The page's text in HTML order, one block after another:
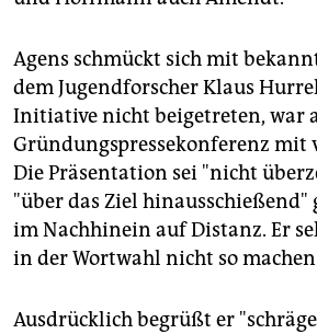
Agens schmückt sich mit
dem Jugendforscher Klaus
Initiative nicht beigetreten, war
Gründungspressekonferenz mit
Die Präsentation sei "nicht
"über das Ziel hinausschießend"
im Nachhinein auf Distanz. Er
in der Wortwahl nicht so
Ausdrücklich begrüßt er "schräge